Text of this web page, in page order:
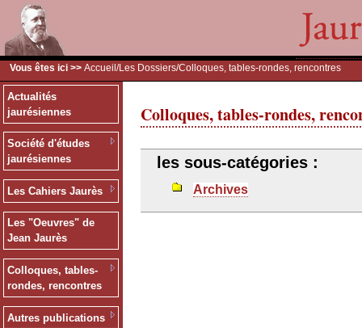
Vous êtes ici >> Accueil /Les Dossiers/Colloques, tables-rondes, rencontres
Actualités
jaurésiennes
Société d'études
jaurésiennes
Les Cahiers Jaurès
Les "Oeuvres" de
Jean Jaurès
Colloques, tables-
rondes, rencontres
Autres publications
Colloques, tables-rondes,
les sous-catégories :
Archives